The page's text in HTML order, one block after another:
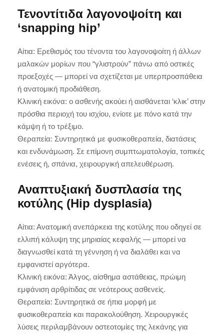
Τενοντίτιδα λαγονοψοίτη και
‘snapping hip’
Αίτια: Ερεθισμός του τένοντα του λαγονοψοίτη ή άλλων
μαλακών μορίων που “γλιστρούν” πάνω από οστικές
προεξοχές — μπορεί να σχετίζεται με υπερπροσπάθεια
ή ανατομική προδιάθεση.
Κλινική εικόνα: ο ασθενής ακούει ή αισθάνεται ‘κλικ’ στην
πρόσθια περιοχή του ισχίου, ενίοτε με πόνο κατά την
κάμψη ή το τρέξιμο.
Θεραπεία: Συντηρητικά με φυσικοθεραπεία, διατάσεις
και ενδυνάμωση. Σε επίμονη συμπτωματολογία, τοπικές
ενέσεις ή, σπάνια, χειρουργική απελευθέρωση.
Αναπτυξιακή δυσπλασία της
κοτύλης (Hip dysplasia)
Αίτια: Ανατομική ανεπάρκεια της κοτύλης που οδηγεί σε
ελλιπή κάλυψη της μηριαίας κεφαλής — μπορεί να
διαγνωσθεί κατά τη γέννηση ή να διαλάθει και να
εμφανιστεί αργότερα.
Κλινική εικόνα: Άλγος, αίσθημα αστάθειας, πρώιμη
εμφάνιση αρθρίτιδας σε νεότερους ασθενείς.
Θεραπεία: Συντηρητικά σε ήπια μορφή με
φυσικοθεραπεία και παρακολούθηση. Χειρουργικές
λύσεις περιλαμβάνουν οστεοτομίες της λεκάνης για